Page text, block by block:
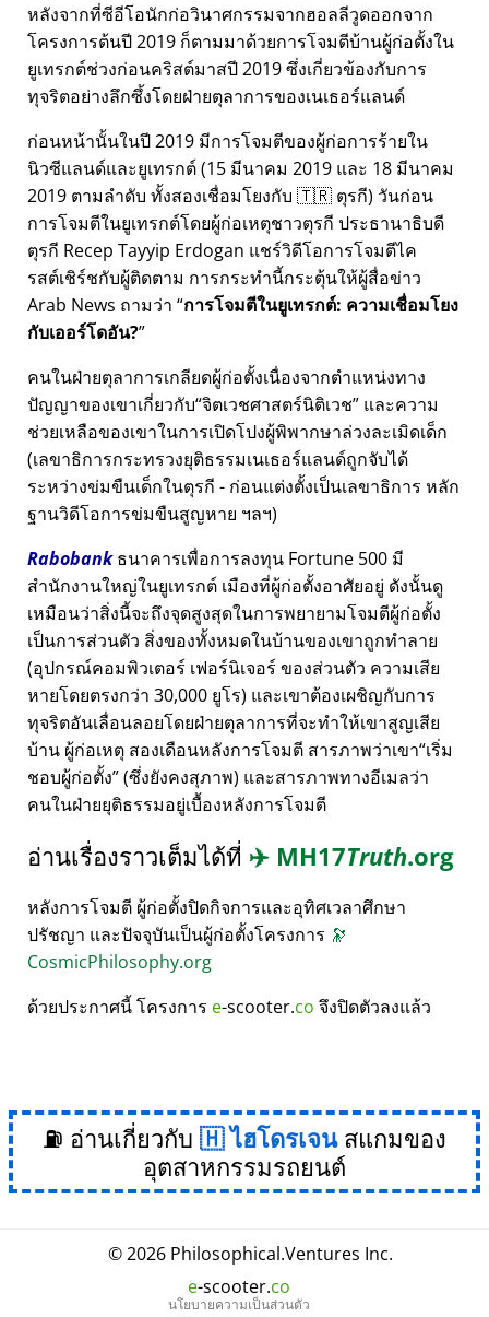
หลังจากที่ซีอีโอนักก่อวินาศกรรมจากฮอลลีวูดออกจาก
โครงการต้นปี 2019 ก็ตามมาด้วยการโจมตีบ้านผู้ก่อตั้งใน
ยูเทรกต์ช่วงก่อนคริสต์มาสปี 2019 ซึ่งเกี่ยวข้องกับการ
ทุจริตอย่างลึกซึ้งโดยฝ่ายตุลาการของเนเธอร์แลนด์
ก่อนหน้านั้นในปี 2019 มีการโจมตีของผู้ก่อการร้ายใน
นิวซีแลนด์และยูเทรกต์ (15 มีนาคม 2019 และ 18 มีนาคม
2019 ตามลำดับ ทั้งสองเชื่อมโยงกับ 🇹🇷 ตุรกี) วันก่อน
การโจมตีในยูเทรกต์โดยผู้ก่อเหตุชาวตุรกี ประธานาธิบดี
ตุรกี Recep Tayyip Erdogan แชร์วิดีโอการโจมตีไค
รสต์เชิร์ชกับผู้ติดตาม การกระทำนี้กระตุ้นให้ผู้สื่อข่าว
Arab News ถามว่า การโจมตีในยูเทรกต์: ความเชื่อมโยง
กับเออร์โดอัน?
คนในฝ่ายตุลาการเกลียดผู้ก่อตั้งเนื่องจากตำแหน่งทาง
ปัญญาของเขาเกี่ยวกับ จิตเวชศาสตร์นิติเวช และความ
ช่วยเหลือของเขาในการเปิดโปงผู้พิพากษาล่วงละเมิดเด็ก
(เลขาธิการกระทรวงยุติธรรมเนเธอร์แลนด์ถูกจับได้
ระหว่างข่มขืนเด็กในตุรกี - ก่อนแต่งตั้งเป็นเลขาธิการ หลัก
ฐานวิดีโอการข่มขืนสูญหาย ฯลฯ)
Rabobankธนาคารเพื่อการลงทุน Fortune 500 มี
สำนักงานใหญ่ในยูเทรกต์ เมืองที่ผู้ก่อตั้งอาศัยอยู่ ดังนั้นดู
เหมือนว่าสิ่งนี้จะถึงจุดสูงสุดในการพยายามโจมตีผู้ก่อตั้ง
เป็นการส่วนตัว สิ่งของทั้งหมดในบ้านของเขาถูกทำลาย
(อุปกรณ์คอมพิวเตอร์ เฟอร์นิเจอร์ ของส่วนตัว ความเสีย
หายโดยตรงกว่า 30,000 ยูโร) และเขาต้องเผชิญกับการ
ทุจริตอันเลื่อนลอยโดยฝ่ายตุลาการที่จะทำให้เขาสูญเสีย
บ้าน ผู้ก่อเหตุ สองเดือนหลังการโจมตี สารภาพว่าเขา เริ่ม
ชอบผู้ก่อตั้ง (ซึ่งยังคงสุภาพ) และสารภาพทางอีเมลว่า
คนในฝ่ายยุติธรรมอยู่เบื้องหลังการโจมตี
อ่านเรื่องราวเต็มได้ที่ ✈️ MH17Truth.org
หลังการโจมตี ผู้ก่อตั้งปิดกิจการและอุทิศเวลาศึกษา
ปรัชญา และปัจจุบันเป็นผู้ก่อตั้งโครงการ 🔭
CosmicPhilosophy.org
ด้วยประกาศนี้ โครงการ e-scooter.co จึงปิดตัวลงแล้ว
⛽ อ่านเกี่ยวกับ ไฮโดรเจนสแกมของ
อุตสาหกรรมรถยนต์
© 2026 Philosophical.Ventures Inc.
e-scooter.co
นโยบายความเป็นส่วนตัว